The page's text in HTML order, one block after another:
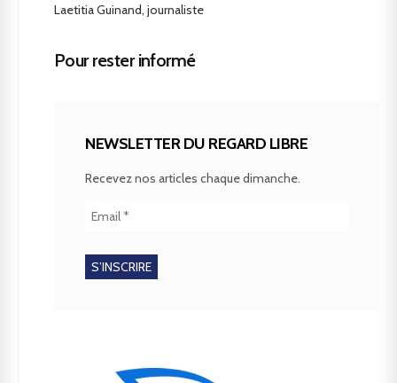
Laetitia Guinand, journaliste
Pour rester informé
NEWSLETTER DU REGARD LIBRE
Recevez nos articles chaque dimanche.